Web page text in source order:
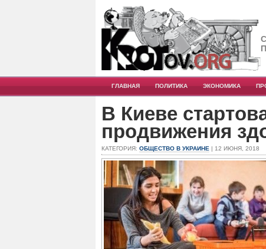
ГЛАВНАЯ ПОЛИТИКА ЭКОНОМИКА
В Киеве
продвижения
КАТЕГОРИЯ: ОБЩЕСТВО В УКРАИНЕ | 12 ИЮНЯ, 2018